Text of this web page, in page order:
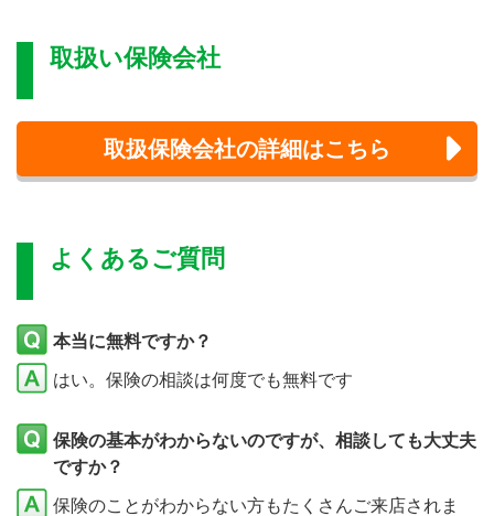
取扱い保険会社
取扱保険会社の詳細はこちら
よくあるご質問
本当に無料ですか？
はい。保険の相談は何度でも無料です
保険の基本がわからないのですが、相談しても大丈夫
ですか？
保険のことがわからない方もたくさんご来店されま